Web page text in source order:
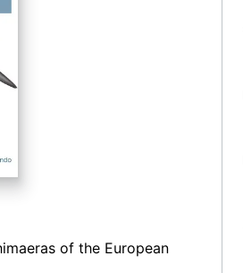
of the European